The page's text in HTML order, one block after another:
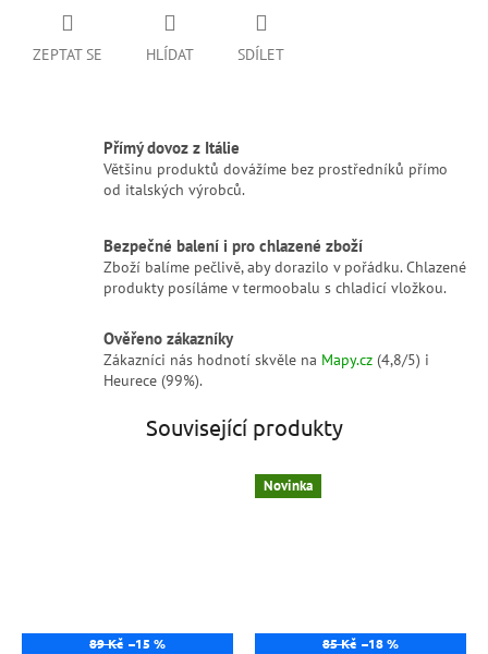
ZEPTAT SE HLÍDAT SDÍLET
Přímý dovoz z Itálie
Většinu produktů dovážíme bez prostředníků přímo
od italských výrobců.
Bezpečné balení i pro chlazené zboží
Zboží balíme pečlivě, aby dorazilo v pořádku. Chlazené
produkty posíláme v termoobalu s chladicí vložkou.
Ověřeno zákazníky
Zákazníci nás hodnotí skvěle na Mapy.cz (4,8/5) i
Heurece (99%).
Související produkty
89 Kč –15 %
Novinka
85 Kč –18 %